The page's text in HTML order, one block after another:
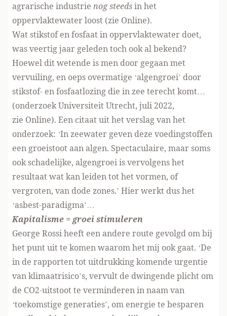
agrarische industrie nog steedsin het
oppervlaktewater loost (zie Online).
Wat stikstof en fosfaat in oppervlaktewater doet,
was veertig jaar geleden toch ook al bekend?
Hoewel dit wetende is men door gegaan met
vervuiling, en oeps overmatige ‘algengroei’ door
stikstof- en fosfaatlozing die in zee terecht komt…
(onderzoek Universiteit Utrecht, juli 2022,
zie Online). Een citaat uit het verslag van het
onderzoek: ‘In zeewater geven deze voedingstoffen
een groeistoot aan algen. Spectaculaire, maar soms
ook schadelijke, algengroei is vervolgens het
resultaat wat kan leiden tot het vormen, of
vergroten, van dode zones.’ Hier werkt dus het
‘asbest-paradigma’…
Kapitalisme = groei stimuleren
George Rossi heeft een andere route gevolgd om bij
het punt uit te komen waarom het mij ook gaat. ‘De
in de rapporten tot uitdrukking komende urgentie
van klimaatrisico’s, vervult de dwingende plicht om
de CO2-uitstoot te verminderen in naam van
‘toekomstige generaties’, om energie te besparen